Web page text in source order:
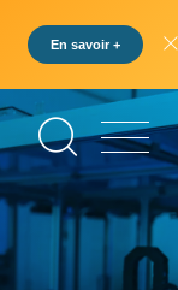
formation
En savoir +